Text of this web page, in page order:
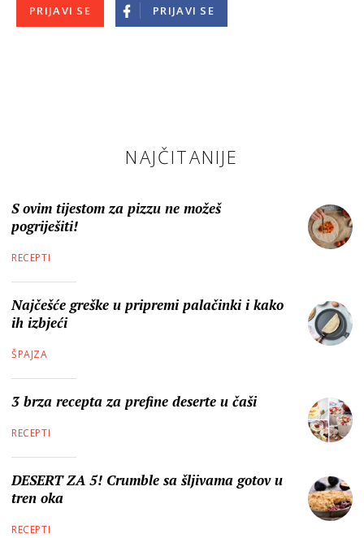
PRIJAVI SE PRIJAVI SE
NAJČITANIJE
S ovim tijestom za pizzu ne možeš
pogriješiti!
RECEPTI
Najčešće greške u pripremi palačinki i kako
ih izbjeći
ŠPAJZA
3 brza recepta za prefine deserte u čaši
RECEPTI
DESERT ZA 5! Crumble sa šljivama gotov u
tren oka
RECEPTI